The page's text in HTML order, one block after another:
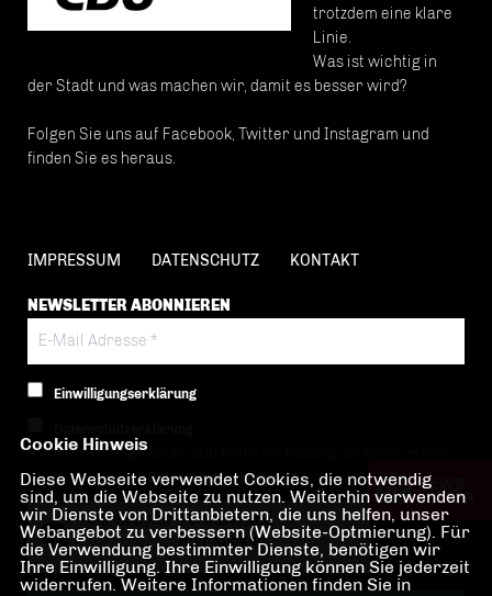
trotzdem eine klare
Linie.
Was ist wichtig in
der Stadt und was machen wir, damit es besser wird?
Folgen Sie uns auf Facebook, Twitter und Instagram und
finden Sie es heraus.
IMPRESSUM DATENSCHUTZ KONTAKT
NEWSLETTER ABONNIEREN
Einwilligungserklärung
Hiermit berechtige ich die CDU Berlin zur Nutzung der Daten im Sinn
der nachfolgenden Datenschutzerklärung.*
Anti-Roboter-Verifizierung
Hier klicken
Friendly Captcha ⇗
Cookie Hinweis
Diese Webseite verwendet Cookies, die notwendig
sind, um die Webseite zu nutzen. Weiterhin verwenden
wir Dienste von Drittanbietern, die uns helfen, unser
Webangebot zu verbessern (Website-Optmierung). Für
die Verwendung bestimmter Dienste, benötigen wir
Ihre Einwilligung. Ihre Einwilligung können Sie jederzeit
widerrufen. Weitere Informationen finden Sie in